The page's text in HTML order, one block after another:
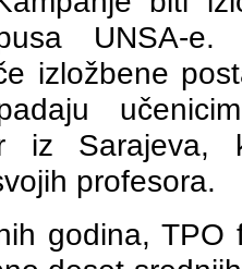
UNSA-
izložbene
iz
profesora.
godina, TPO